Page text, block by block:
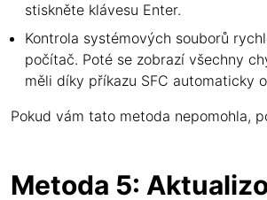
stiskněte klávesu Enter.
Kontrola systémových souborů
počítač. Poté se zobrazí všechny
měli díky příkazu SFC automaticky
Pokud vám tato metoda nepomohla,
Metoda 5: